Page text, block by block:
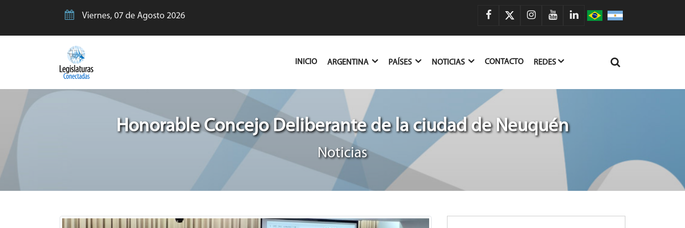
Viernes, 07 de Agosto 2026
INICIO(CURRENT)
ARGENTINA PAÍSES NOTICIAS CONTACTO REDES
Honorable Concejo Deliberante de la ciudad de Neuquén
Noticias